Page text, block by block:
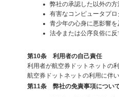
弊社の承認した以外の
有害なコンピュータプ
青少年の心身に悪影響を
法令または公序良俗に反
第10条 利用者の自己責任
利用者が航空券ドットネットの
航空券ドットネットの利用に伴
第11条 弊社の免責事項につい